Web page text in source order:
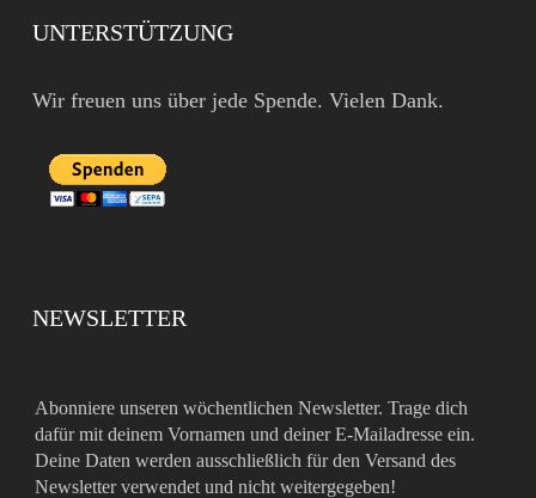
UNTERSTÜTZUNG
Wir freuen uns über jede Spende. Vielen Dank.
NEWSLETTER
Abonniere unseren wöchentlichen Newsletter. Trage dich
dafür mit deinem Vornamen und deiner E-Mailadresse ein.
Deine Daten werden ausschließlich für den Versand des
Newsletter verwendet und nicht weitergegeben!